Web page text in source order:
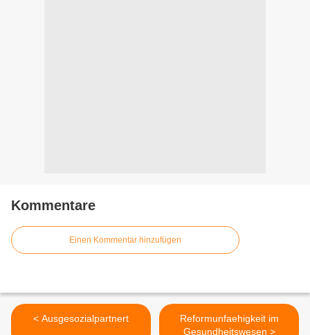
Kommentare
Einen Kommentar hinzufügen
< Ausgesozialpartnert
Reformunfaehigkeit im
Gesundheitswesen >